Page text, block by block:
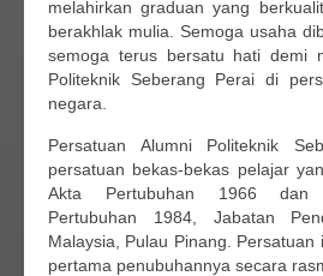
melahirkan graduan yang
berakhlak mulia. Semoga usaha
semoga terus bersatu hati demi
Politeknik Seberang Perai di
negara.
Persatuan Alumni Politeknik
persatuan bekas-bekas pelajar
Akta Pertubuhan 1966 dan
Pertubuhan 1984, Jabatan
Malaysia, Pulau Pinang.
pertama penubuhannya secara